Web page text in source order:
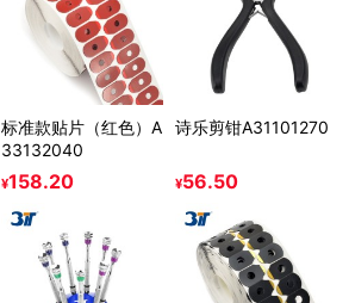
标准款贴片（红色）A
33132040
¥158.20
诗乐剪钳A31101270
¥56.50